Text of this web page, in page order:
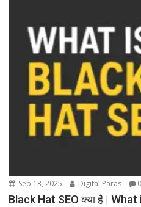
Sep 13, 2025 Digital Paras 0
Black Hat SEO क्या है |